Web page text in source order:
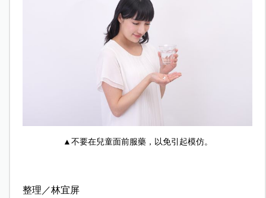
▲不要在兒童面前服藥，以免引起模仿。
整理／林宜屏